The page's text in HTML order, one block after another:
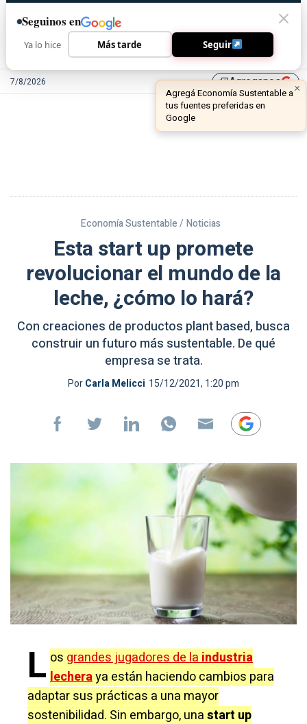
7/8/2026 library_addAgreganos
Economía Sustentable / Noticias
Esta start up promete
revolucionar el mundo de la
leche, ¿cómo lo hará?
Con creaciones de productos plant based, busca
construir un futuro más sustentable. De qué
empresa se trata.
PorCarla Melicci 15/12/2021, 1:20 pm
L os grandes jugadores de laindustria
lecheraya están haciendo cambios para
adaptar sus prácticas a una mayor
sostenibilidad. Sin embargo, unastart up
Seguinos en
Ya lo hice Más tarde Seguir